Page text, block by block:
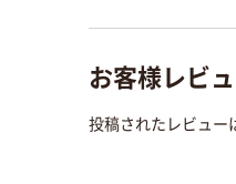
お客様レビ
投稿されたレビュー